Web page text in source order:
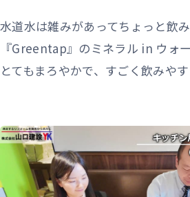
水道水は雑みがあってちょっと飲
『Greentap』のミネラル in ウォ
とてもまろやかで、すごく飲みや